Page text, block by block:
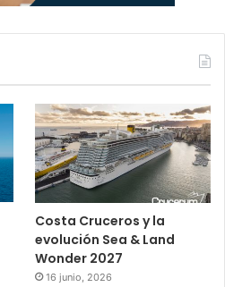
Costa Cruceros y la
evolución Sea & Land
Wonder 2027
16 junio, 2026